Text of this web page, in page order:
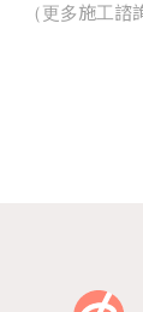
（更多施工諮